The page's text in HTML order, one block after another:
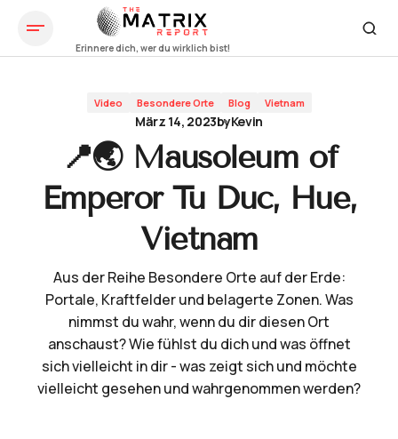
📍🌏 Mausoleum of Emperor Tu Duc, Hue, Vietnam
Video Besondere Orte Blog Vietnam
März 14, 2023byKevin
📍🌏 Mausoleum of
Emperor Tu Duc, Hue,
Vietnam
Aus der Reihe Besondere Orte auf der Erde:
Portale, Kraftfelder und belagerte Zonen. Was
nimmst du wahr, wenn du dir diesen Ort
anschaust? Wie fühlst du dich und was öffnet
sich vielleicht in dir - was zeigt sich und möchte
vielleicht gesehen und wahrgenommen werden?